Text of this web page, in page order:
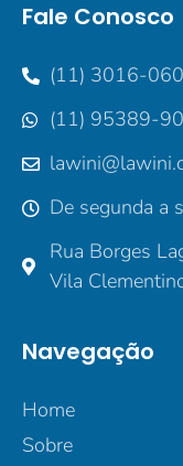
Fale Conosco
(11) 3016-
(11) 95389-
De segunda a
Rua Borges
Vila
Navegação
Home
Sobre